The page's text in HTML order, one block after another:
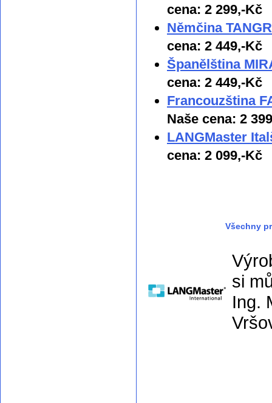
cena: 2 299,-Kč
Němčina
cena: 2 449,-Kč
Španělština
cena: 2 449,-Kč
Francouzština
Naše cena: 2
LANGMaster
cena: 2 099,-Kč
Všechny
si
Ing.